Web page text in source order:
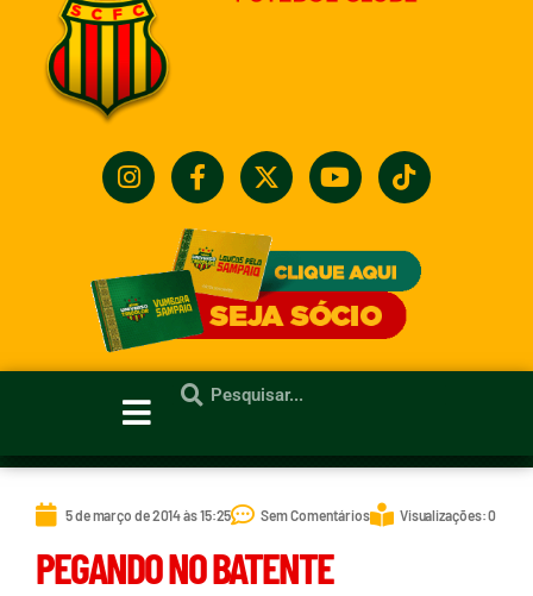
5 de março de 2014 às 15:25 Sem Comentários Visualizações: 0
PEGANDO NO BATENTE